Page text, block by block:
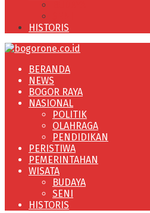
HISTORIS
BERANDA
NEWS
BOGOR RAYA
NASIONAL
POLITIK
OLAHRAGA
PENDIDIKAN
PERISTIWA
PEMERINTAHAN
WISATA
BUDAYA
SENI
HISTORIS